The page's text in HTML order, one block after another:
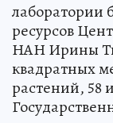
лаборатории
ресурсов
НАН Ирины
квадратных
растений, 58